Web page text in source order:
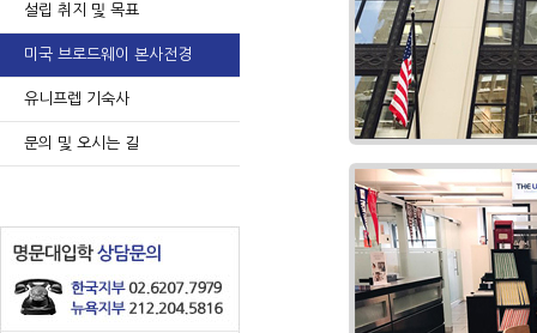
설립 취지 및 목표
미국 브로드웨이 본사전경
유니프렙 기숙사
문의 및 오시는 길